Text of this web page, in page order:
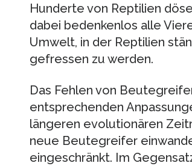
Hunderte von Reptilien
dabei bedenkenlos alle
Umwelt, in der Reptilien
gefressen zu werden.
Das Fehlen von
entsprechenden
längeren evolutionären
neue Beutegreifer
eingeschränkt. Im